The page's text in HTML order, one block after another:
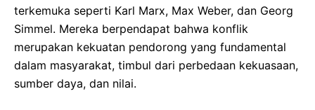
terkemuka seperti Karl Marx, Max Weber, dan Georg
Simmel. Mereka berpendapat bahwa konflik
merupakan kekuatan pendorong yang fundamental
dalam masyarakat, timbul dari perbedaan kekuasaan,
sumber daya, dan nilai.